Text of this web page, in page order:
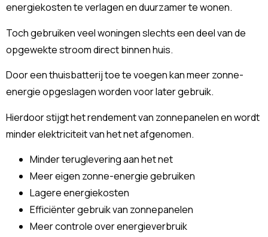
energiekosten te verlagen en duurzamer te wonen.
Toch gebruiken veel woningen slechts een deel van de
opgewekte stroom direct binnen huis.
Door een thuisbatterij toe te voegen kan meer zonne-
energie opgeslagen worden voor later gebruik.
Hierdoor stijgt het rendement van zonnepanelen en wordt
minder elektriciteit van het net afgenomen.
Minder teruglevering aan het net
Meer eigen zonne-energie gebruiken
Lagere energiekosten
Efficiënter gebruik van zonnepanelen
Meer controle over energieverbruik